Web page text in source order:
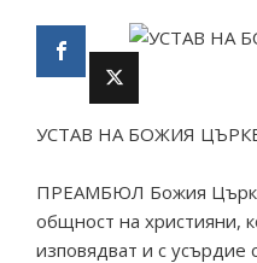
УСТАВ НА БОЖИЯ
ПРЕАМБЮЛ Божия
общност на християни,
изповядват и с усърдие